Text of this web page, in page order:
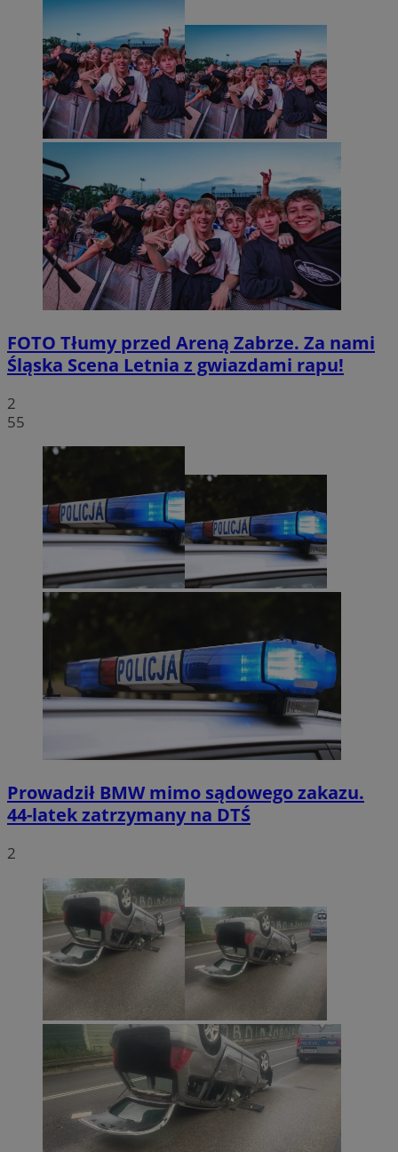
FOTO Tłumy przed Areną Zabrze. Za nami
Śląska Scena Letnia z gwiazdami rapu!
2
55
Prowadził BMW mimo sądowego zakazu.
44-latek zatrzymany na DTŚ
2